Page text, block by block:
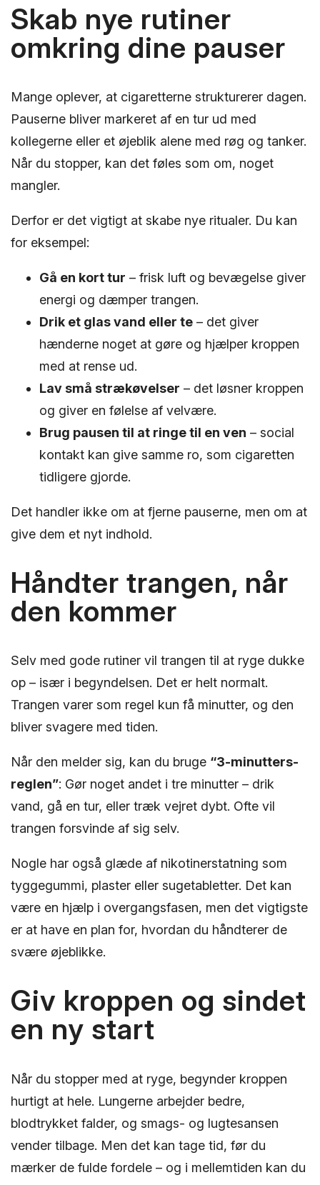
Skab nye rutiner
omkring dine pauser
Mange oplever, at cigaretterne strukturerer dagen.
Pauserne bliver markeret af en tur ud med
kollegerne eller et øjeblik alene med røg og tanker.
Når du stopper, kan det føles som om, noget
mangler.
Derfor er det vigtigt at skabe nye ritualer. Du kan
for eksempel:
Gå en kort tur – frisk luft og bevægelse giver
energi og dæmper trangen.
Drik et glas vand eller te – det giver
hænderne noget at gøre og hjælper kroppen
med at rense ud.
Lav små strækøvelser – det løsner kroppen
og giver en følelse af velvære.
Brug pausen til at ringe til en ven – social
kontakt kan give samme ro, som cigaretten
tidligere gjorde.
Det handler ikke om at fjerne pauserne, men om at
give dem et nyt indhold.
Håndter trangen, når
den kommer
Selv med gode rutiner vil trangen til at ryge dukke
op – især i begyndelsen. Det er helt normalt.
Trangen varer som regel kun få minutter, og den
bliver svagere med tiden.
Når den melder sig, kan du bruge “3-minutters-
reglen”: Gør noget andet i tre minutter – drik
vand, gå en tur, eller træk vejret dybt. Ofte vil
trangen forsvinde af sig selv.
Nogle har også glæde af nikotinerstatning som
tyggegummi, plaster eller sugetabletter. Det kan
være en hjælp i overgangsfasen, men det vigtigste
er at have en plan for, hvordan du håndterer de
svære øjeblikke.
Giv kroppen og sindet
en ny start
Når du stopper med at ryge, begynder kroppen
hurtigt at hele. Lungerne arbejder bedre,
blodtrykket falder, og smags- og lugtesansen
vender tilbage. Men det kan tage tid, før du
mærker de fulde fordele – og i mellemtiden kan du